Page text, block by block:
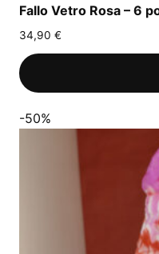
Fallo Vetro Rosa – 6
34,90 €
-50%